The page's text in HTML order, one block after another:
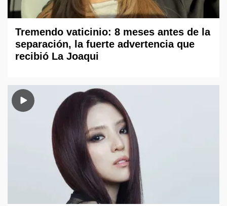
Tremendo vaticinio: 8 meses antes de la
separación, la fuerte advertencia que
recibió La Joaqui